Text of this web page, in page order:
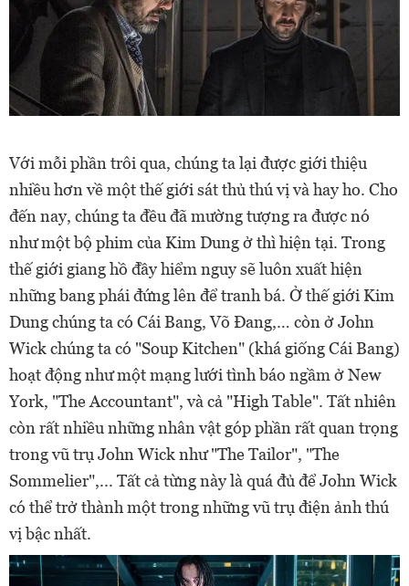
Với mỗi phần trôi qua, chúng ta lại được giới thiệu
nhiều hơn về một thế giới sát thủ thú vị và hay ho. Cho
đến nay, chúng ta đều đã mường tượng ra được nó
như một bộ phim của Kim Dung ở thì hiện tại. Trong
thế giới giang hồ đầy hiểm nguy sẽ luôn xuất hiện
những bang phái đứng lên để tranh bá. Ở thế giới Kim
Dung chúng ta có Cái Bang, Võ Đang,… còn ở John
Wick chúng ta có "Soup Kitchen" (khá giống Cái Bang)
hoạt động như một mạng lưới tình báo ngầm ở New
York, "The Accountant", và cả "High Table". Tất nhiên
còn rất nhiều những nhân vật góp phần rất quan trọng
trong vũ trụ John Wick như "The Tailor", "The
Sommelier",... Tất cả từng này là quá đủ để John Wick
có thể trở thành một trong những vũ trụ điện ảnh thú
vị bậc nhất.